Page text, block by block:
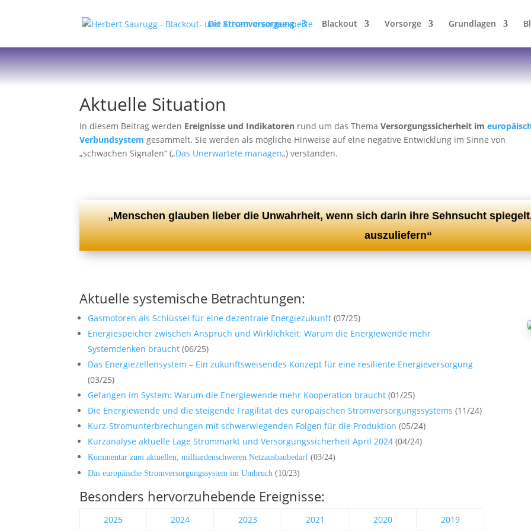
Die Stromversorgung Blackout Vorsorge Grundlagen
Aktuelle Situation
In diesem Beitrag werden Ereignisse und Indikatoren rund um das ThemaVersorgungssicherheit im
Verbundsystem gesammelt. Sie werden als mögliche Hinweise auf eine negative Entwicklung im Sinne von
„schwachen Signalen“ („Das Unerwartete managen„) verstanden.
„Menschen glauben lieber die Unwahrheit, wenn sich darin ihre Sehnsucht
auszuliefern“
Aktuelle systemische Betrachtungen:
Gasmotoren als Schlüssel für eine dezentrale Energiezukunft (07/25)
Energiespeicher zwischen Anspruch und Wirklichkeit: Warum die Energiewende mehr
Systemdenken braucht (06/25)
Das Energiezellensystem – Ein zukunftsweisendes Konzept für eine resiliente Energieversorgung
(03/25)
Gefangen im System: Warum die Energiewende mehr Kooperation braucht (01/25)
Die Energiewende und die steigende Fragilität des europäischen Stromversorgungssystems (11/24)
Kurz-Stromunterbrechungen mit schwerwiegenden Folgen für die Produktion (05/24)
Kurzanalyse aktuelle Lage Strommarkt und Versorgungssicherheit April 2024 (04/24)
Kommentar zum aktuellen, milliardenschweren Netzausbaubedarf (03/24)
Das europäische Stromversorgungssystem im Umbruch (10/23)
Besonders hervorzuhebende Ereignisse:
2025 2024 2023 2021 2020 2019